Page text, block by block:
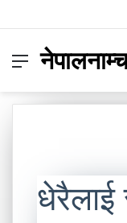
Menu
धेरैलाई